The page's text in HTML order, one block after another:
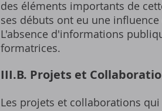
des éléments importants de
ses débuts ont eu une
L'absence d'informations
formatrices.
III.B. Projets et
Les projets et collaborations